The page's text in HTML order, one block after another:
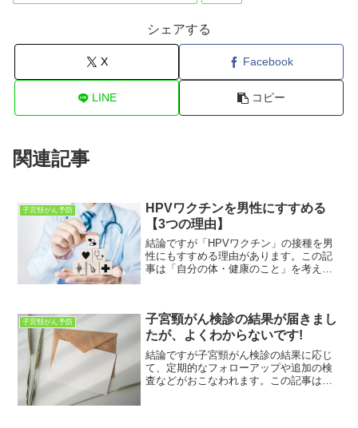
シェアする
X Facebook
LINE コピー
関連記事
子宮頸がん予防
HPVワクチンを男性にすすめる
【3つの理由】
結論ですが「HPVワクチン」の接種を男
性にもすすめる理由があります。この記
事は「自分の体・健康のこと」を考えて
す。この記事を読むことで...
子宮頸がん予防
子宮頸がん検診の結果が届きまし
たが、よくわからないです!
結論ですが子宮頸がん検診の結果に応じ
て、定期的なフォローアップや追加の検
査などがおこなわれます。この記事は